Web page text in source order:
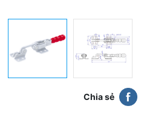
Chia sẻ